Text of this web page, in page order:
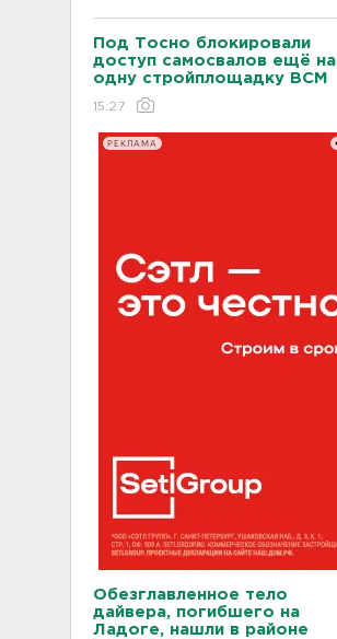
Под Тосно блокировали
доступ самосвалов ещё на
одну стройплощадку ВСМ
15:27
РЕКЛАМА
Обезглавленное тело
дайвера, погибшего на
Ладоге, нашли в районе